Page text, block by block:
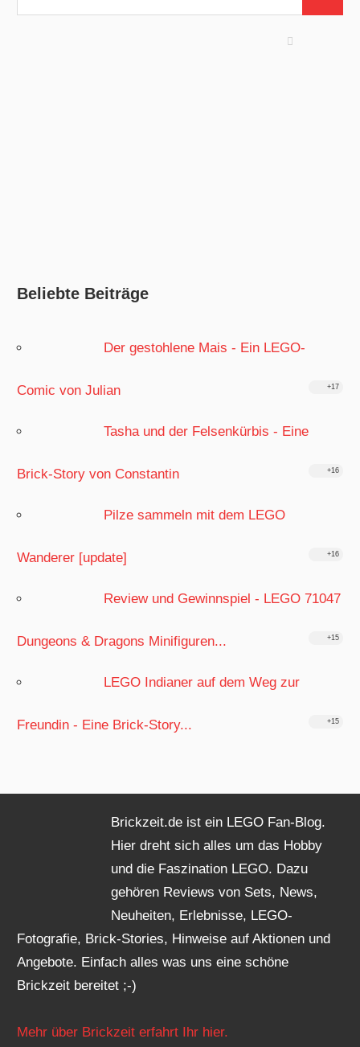
nach:
Beliebte Beiträge
Der gestohlene Mais - Ein LEGO-
Comic von Julian +17
Tasha und der Felsenkürbis - Eine
Brick-Story von Constantin +16
Pilze sammeln mit dem LEGO
Wanderer [update] +16
Review und Gewinnspiel - LEGO 71047
Dungeons & Dragons Minifiguren... +15
LEGO Indianer auf dem Weg zur
Freundin - Eine Brick-Story... +15
Brickzeit.de ist ein LEGO Fan-Blog.
Hier dreht sich alles um das Hobby
und die Faszination LEGO. Dazu
gehören Reviews von Sets, News,
Neuheiten, Erlebnisse, LEGO-
Fotografie, Brick-Stories, Hinweise auf Aktionen und
Angebote. Einfach alles was uns eine schöne
Brickzeit bereitet ;-)
Mehr über Brickzeit erfahrt Ihr hier.